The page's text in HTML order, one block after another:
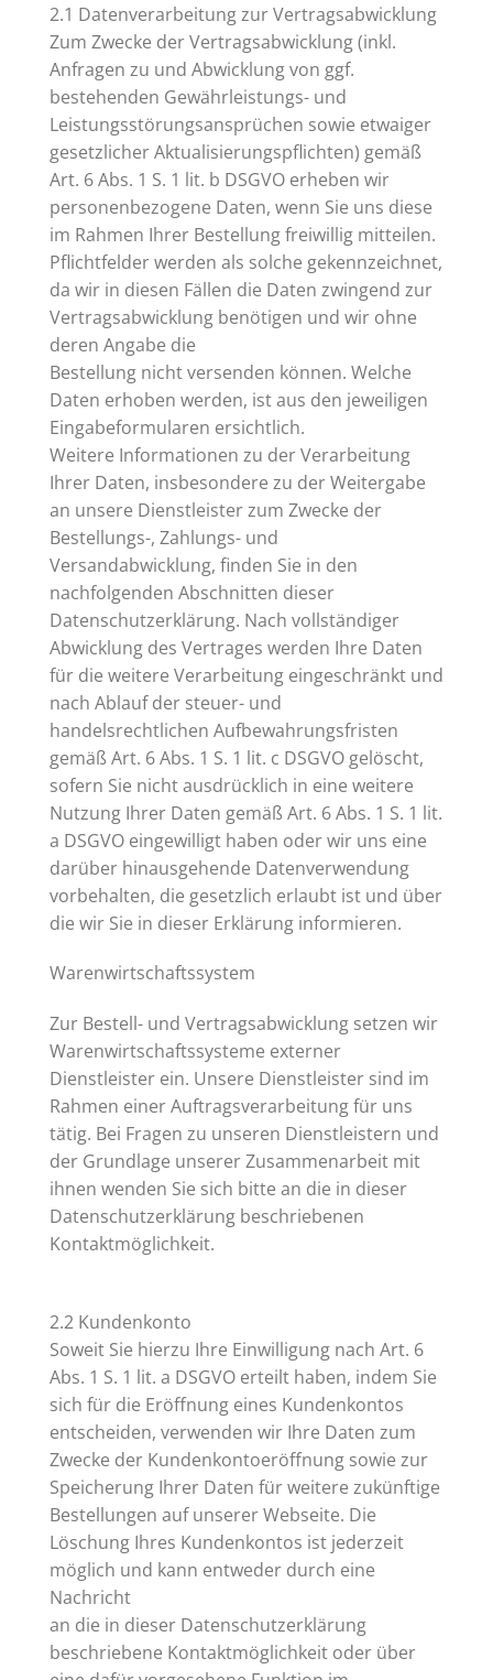
2.1 Datenverarbeitung zur Vertragsabwicklung
Zum Zwecke der Vertragsabwicklung (inkl.
Anfragen zu und Abwicklung von ggf.
bestehenden Gewährleistungs- und
Leistungsstörungsansprüchen sowie etwaiger
gesetzlicher Aktualisierungspflichten) gemäß
Art. 6 Abs. 1 S. 1 lit. b DSGVO erheben wir
personenbezogene Daten, wenn Sie uns diese
im Rahmen Ihrer Bestellung freiwillig mitteilen.
Pflichtfelder werden als solche gekennzeichnet,
da wir in diesen Fällen die Daten zwingend zur
Vertragsabwicklung benötigen und wir ohne
deren Angabe die
Bestellung nicht versenden können. Welche
Daten erhoben werden, ist aus den jeweiligen
Eingabeformularen ersichtlich.
Weitere Informationen zu der Verarbeitung
Ihrer Daten, insbesondere zu der Weitergabe
an unsere Dienstleister zum Zwecke der
Bestellungs-, Zahlungs- und
Versandabwicklung, finden Sie in den
nachfolgenden Abschnitten dieser
Datenschutzerklärung. Nach vollständiger
Abwicklung des Vertrages werden Ihre Daten
für die weitere Verarbeitung eingeschränkt und
nach Ablauf der steuer- und
handelsrechtlichen Aufbewahrungsfristen
gemäß Art. 6 Abs. 1 S. 1 lit. c DSGVO gelöscht,
sofern Sie nicht ausdrücklich in eine weitere
Nutzung Ihrer Daten gemäß Art. 6 Abs. 1 S. 1 lit.
a DSGVO eingewilligt haben oder wir uns eine
darüber hinausgehende Datenverwendung
vorbehalten, die gesetzlich erlaubt ist und über
die wir Sie in dieser Erklärung informieren.
Warenwirtschaftssystem
Zur Bestell- und Vertragsabwicklung setzen wir
Warenwirtschaftssysteme externer
Dienstleister ein. Unsere Dienstleister sind im
Rahmen einer Auftragsverarbeitung für uns
tätig. Bei Fragen zu unseren Dienstleistern und
der Grundlage unserer Zusammenarbeit mit
ihnen wenden Sie sich bitte an die in dieser
Datenschutzerklärung beschriebenen
Kontaktmöglichkeit.
2.2 Kundenkonto
Soweit Sie hierzu Ihre Einwilligung nach Art. 6
Abs. 1 S. 1 lit. a DSGVO erteilt haben, indem Sie
sich für die Eröffnung eines Kundenkontos
entscheiden, verwenden wir Ihre Daten zum
Zwecke der Kundenkontoeröffnung sowie zur
Speicherung Ihrer Daten für weitere zukünftige
Bestellungen auf unserer Webseite. Die
Löschung Ihres Kundenkontos ist jederzeit
möglich und kann entweder durch eine
Nachricht
an die in dieser Datenschutzerklärung
beschriebene Kontaktmöglichkeit oder über